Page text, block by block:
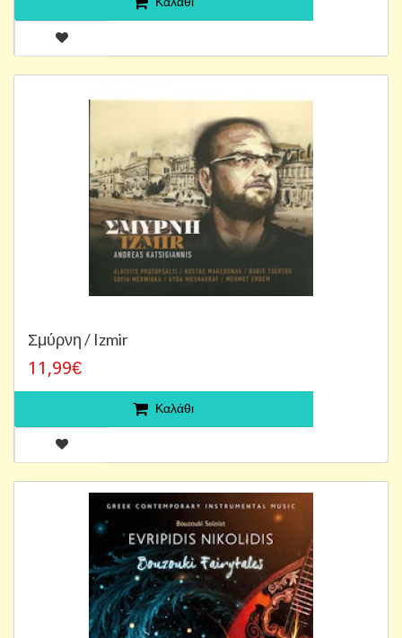
Σμύρνη / Izmir
11,99€
Καλάθι